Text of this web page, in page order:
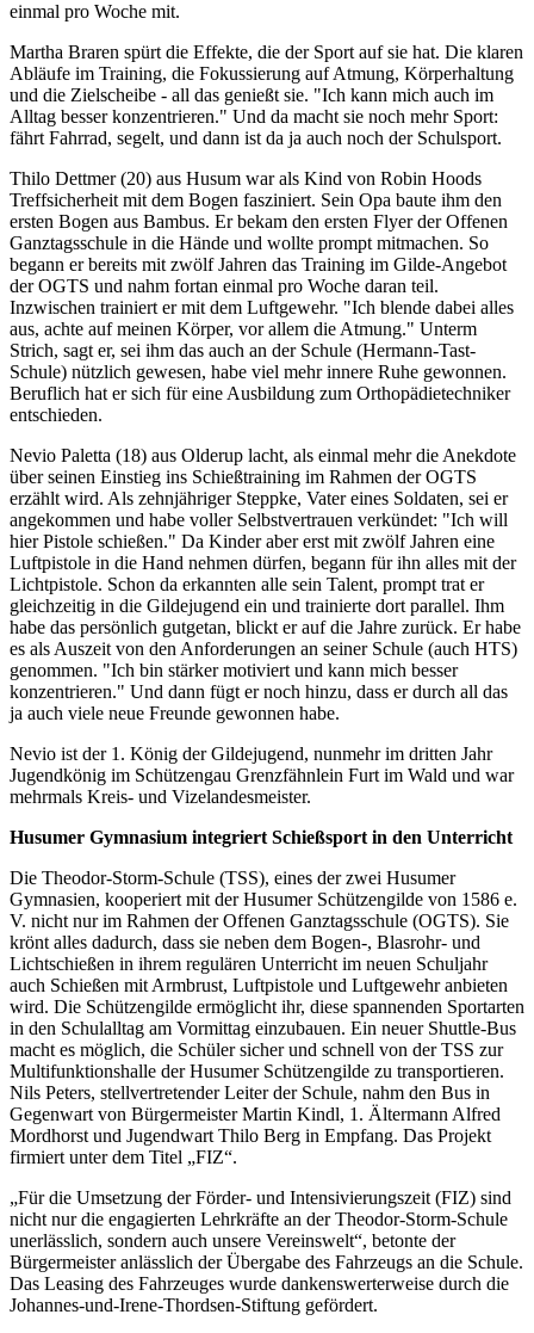
einmal pro Woche mit.
Martha Braren spürt die Effekte, die der Sport auf sie hat. Die klaren
Abläufe im Training, die Fokussierung auf Atmung, Körperhaltung
und die Zielscheibe - all das genießt sie. "Ich kann mich auch im
Alltag besser konzentrieren." Und da macht sie noch mehr Sport:
fährt Fahrrad, segelt, und dann ist da ja auch noch der Schulsport.
Thilo Dettmer (20) aus Husum war als Kind von Robin Hoods
Treffsicherheit mit dem Bogen fasziniert. Sein Opa baute ihm den
ersten Bogen aus Bambus. Er bekam den ersten Flyer der Offenen
Ganztagsschule in die Hände und wollte prompt mitmachen. So
begann er bereits mit zwölf Jahren das Training im Gilde-Angebot
der OGTS und nahm fortan einmal pro Woche daran teil.
Inzwischen trainiert er mit dem Luftgewehr. "Ich blende dabei alles
aus, achte auf meinen Körper, vor allem die Atmung." Unterm
Strich, sagt er, sei ihm das auch an der Schule (Hermann-Tast-
Schule) nützlich gewesen, habe viel mehr innere Ruhe gewonnen.
Beruflich hat er sich für eine Ausbildung zum Orthopädietechniker
entschieden.
Nevio Paletta (18) aus Olderup lacht, als einmal mehr die Anekdote
über seinen Einstieg ins Schießtraining im Rahmen der OGTS
erzählt wird. Als zehnjähriger Steppke, Vater eines Soldaten, sei er
angekommen und habe voller Selbstvertrauen verkündet: "Ich will
hier Pistole schießen." Da Kinder aber erst mit zwölf Jahren eine
Luftpistole in die Hand nehmen dürfen, begann für ihn alles mit der
Lichtpistole. Schon da erkannten alle sein Talent, prompt trat er
gleichzeitig in die Gildejugend ein und trainierte dort parallel. Ihm
habe das persönlich gutgetan, blickt er auf die Jahre zurück. Er habe
es als Auszeit von den Anforderungen an seiner Schule (auch HTS)
genommen. "Ich bin stärker motiviert und kann mich besser
konzentrieren." Und dann fügt er noch hinzu, dass er durch all das
ja auch viele neue Freunde gewonnen habe.
Nevio ist der 1. König der Gildejugend, nunmehr im dritten Jahr
Jugendkönig im Schützengau Grenzfähnlein Furt im Wald und war
mehrmals Kreis- und Vizelandesmeister.
Husumer Gymnasium integriert Schießsport in den Unterricht
Die Theodor-Storm-Schule (TSS), eines der zwei Husumer
Gymnasien, kooperiert mit der Husumer Schützengilde von 1586 e.
V. nicht nur im Rahmen der Offenen Ganztagsschule (OGTS). Sie
krönt alles dadurch, dass sie neben dem Bogen-, Blasrohr- und
Lichtschießen in ihrem regulären Unterricht im neuen Schuljahr
auch Schießen mit Armbrust, Luftpistole und Luftgewehr anbieten
wird. Die Schützengilde ermöglicht ihr, diese spannenden Sportarten
in den Schulalltag am Vormittag einzubauen. Ein neuer Shuttle-Bus
macht es möglich, die Schüler sicher und schnell von der TSS zur
Multifunktionshalle der Husumer Schützengilde zu transportieren.
Nils Peters, stellvertretender Leiter der Schule, nahm den Bus in
Gegenwart von Bürgermeister Martin Kindl, 1. Ältermann Alfred
Mordhorst und Jugendwart Thilo Berg in Empfang. Das Projekt
firmiert unter dem Titel „FIZ“.
„Für die Umsetzung der Förder- und Intensivierungszeit (FIZ) sind
nicht nur die engagierten Lehrkräfte an der Theodor-Storm-Schule
unerlässlich, sondern auch unsere Vereinswelt“, betonte der
Bürgermeister anlässlich der Übergabe des Fahrzeugs an die Schule.
Das Leasing des Fahrzeuges wurde dankenswerterweise durch die
Johannes-und-Irene-Thordsen-Stiftung gefördert.